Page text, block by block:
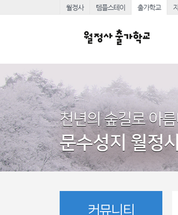
월정사 템플스테이 출가학교
천년의 숲길로 아
문수성지 월정
커뮤니티